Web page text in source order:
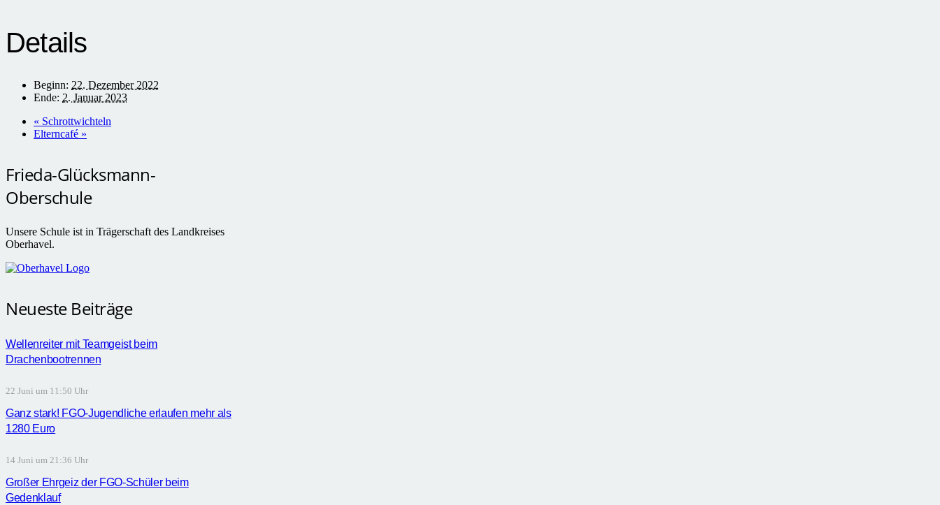
Details
Beginn: 22. Dezember 2022
Ende: 2. Januar 2023
« Schrottwichteln
Elterncafé »
Frieda-Glücksmann-
Oberschule
Unsere Schule ist in Trägerschaft des Landkreises
Oberhavel.
Neueste Beiträge
Wellenreiter mit Teamgeist beim
Drachenbootrennen
22 Juni um 11:50 Uhr
Ganz stark! FGO-Jugendliche erlaufen mehr als
1280 Euro
14 Juni um 21:36 Uhr
Großer Ehrgeiz der FGO-Schüler beim
Gedenklauf